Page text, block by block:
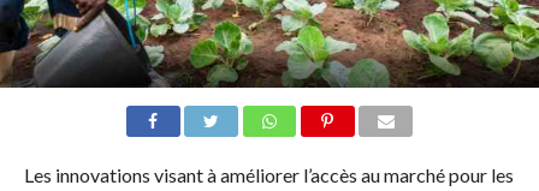
Les innovations visant à améliorer l’accès au marché pour les